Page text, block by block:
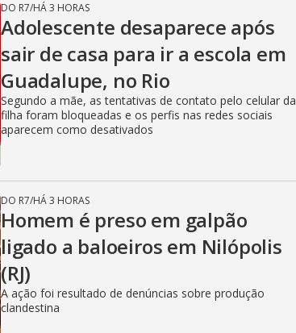
DO R7/HÁ 3 HORAS
Adolescente desaparece após
sair de casa para ir a escola em
Guadalupe, no Rio
Segundo a mãe, as tentativas de contato pelo celular da
filha foram bloqueadas e os perfis nas redes sociais
aparecem como desativados
DO R7/HÁ 3 HORAS
Homem é preso em galpão
ligado a baloeiros em Nilópolis
(RJ)
A ação foi resultado de denúncias sobre produção
clandestina